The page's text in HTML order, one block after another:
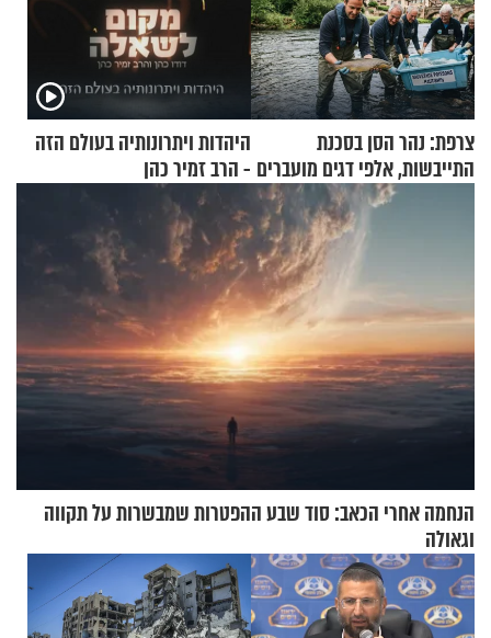
צרפת: נהר הסן בסכנת
התייבשות, אלפי דגים מועברים
במבצעי חילוץ
היהדות ויתרונותיה בעולם הזה
- הרב זמיר כהן
הנחמה אחרי הכאב: סוד שבע ההפטרות שמבשרות על תקווה
וגאולה